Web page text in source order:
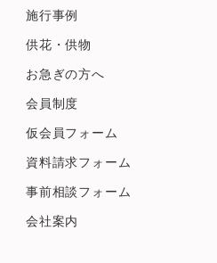
施行事例
供花・供物
お急ぎの方へ
会員制度
仮会員フォーム
資料請求フォーム
事前相談フォーム
会社案内